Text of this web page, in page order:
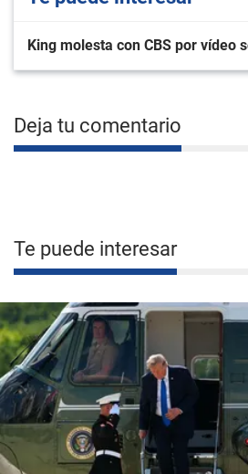
King molesta con CBS por vídeo
Deja tu comentario
Te puede interesar